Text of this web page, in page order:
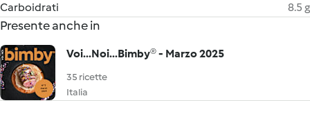
Carboidrati
8.5 g
Presente anche in
Voi...Noi...Bimby® - Marzo 2025
35 ricette
Italia